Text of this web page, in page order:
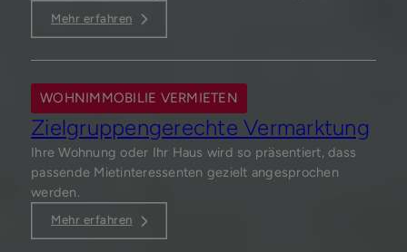
Mehr erfahren
WOHNIMMOBILIE VERMIETEN
Zielgruppengerechte Vermarktung
Ihre Wohnung oder Ihr Haus wird so präsentiert, dass
passende Mietinteressenten gezielt angesprochen
werden.
Mehr erfahren